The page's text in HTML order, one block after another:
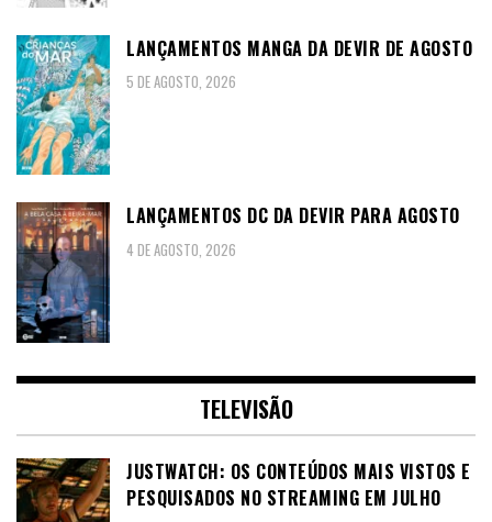
LANÇAMENTOS MANGA DA DEVIR DE AGOSTO
5 DE AGOSTO, 2026
LANÇAMENTOS DC DA DEVIR PARA AGOSTO
4 DE AGOSTO, 2026
TELEVISÃO
JUSTWATCH: OS CONTEÚDOS MAIS VISTOS E
PESQUISADOS NO STREAMING EM JULHO